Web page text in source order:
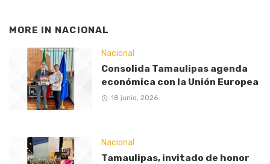
MORE IN NACIONAL
Nacional
Consolida Tamaulipas agenda
económica con la Unión Europea
18 junio, 2026
Nacional
Tamaulipas, invitado de honor